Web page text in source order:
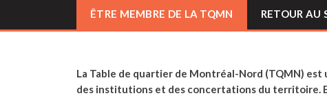
ÊTRE MEMBRE DE LA TQMN RETOUR AU
La Table de quartier de Montréal-Nord (TQMN)
des institutions et des concertations du territoire.